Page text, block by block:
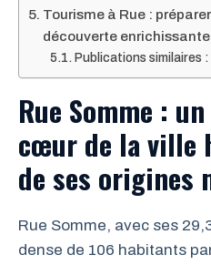
Tourisme à Rue :
découverte
Publications similaires :
Rue Somme :
cœur de la ville
de ses origines
Rue Somme, avec ses
dense de 106 habitants